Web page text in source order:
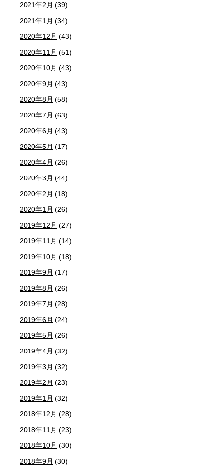
2021年2月 (39)
2021年1月 (34)
2020年12月 (43)
2020年11月 (51)
2020年10月 (43)
2020年9月 (43)
2020年8月 (58)
2020年7月 (63)
2020年6月 (43)
2020年5月 (17)
2020年4月 (26)
2020年3月 (44)
2020年2月 (18)
2020年1月 (26)
2019年12月 (27)
2019年11月 (14)
2019年10月 (18)
2019年9月 (17)
2019年8月 (26)
2019年7月 (28)
2019年6月 (24)
2019年5月 (26)
2019年4月 (32)
2019年3月 (32)
2019年2月 (23)
2019年1月 (32)
2018年12月 (28)
2018年11月 (23)
2018年10月 (30)
2018年9月 (30)